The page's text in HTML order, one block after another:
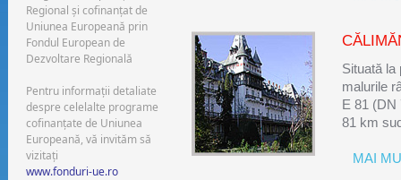
Situată la
malurile
E 81 (DN
81 km
MAI
Regional şi cofinanţat de
Uniunea Europeană prin
Fondul European de
Dezvoltare Regională
Pentru informaţii detaliate
despre celelalte programe
cofinanţate de Uniunea
Europeană, vă invităm să
vizitaţi
www.fonduri-ue.ro